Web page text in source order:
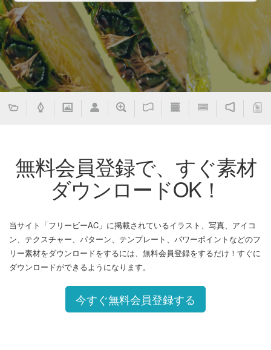
無料会員登録で、すぐ素材
ダウンロードOK！
当サイト「フリービーAC」に掲載されているイラスト、写真、アイコ
ン、テクスチャー、パターン、テンプレート、パワーポイントなどのフ
リー素材をダウンロードをするには、無料会員登録をするだけ！すぐに
ダウンロードができるようになります。
今すぐ無料会員登録する